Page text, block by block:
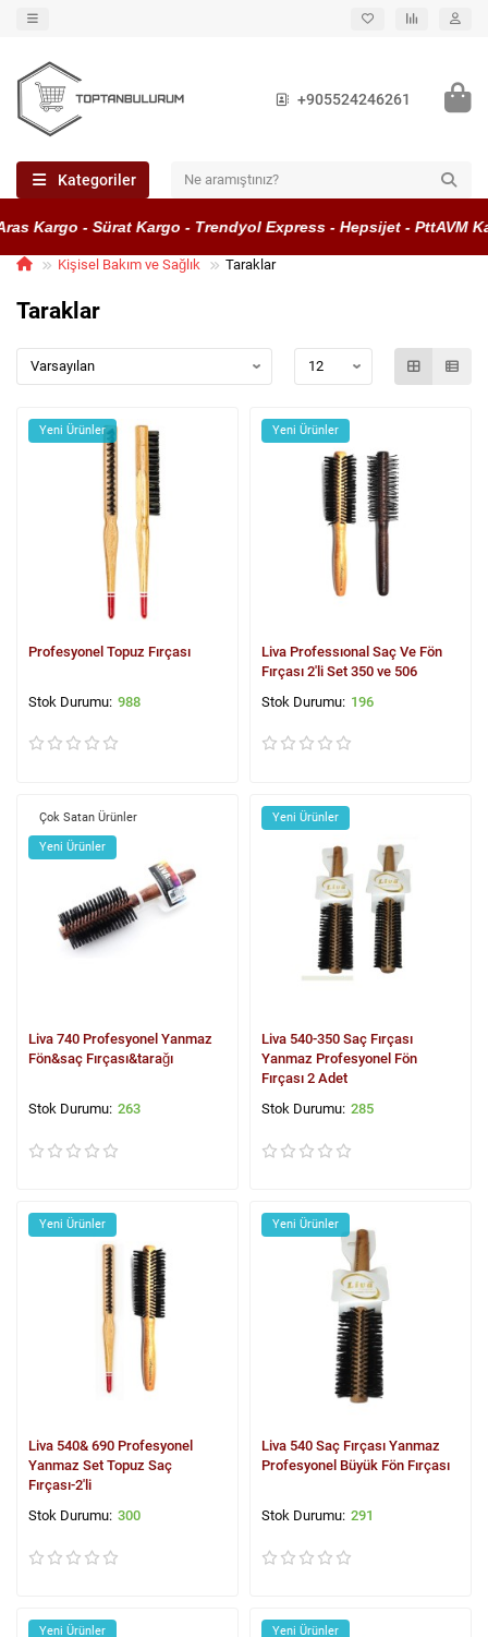
+905524246261
Kategoriler
Kargo - Sürat Kargo - Trendyol Express - Hepsijet - PttAVM
Kişisel Bakım ve Sağlık Taraklar
Taraklar
Yeni Ürünler
Profesyonel Topuz Fırçası
988
Yeni Ürünler
Liva Professıonal Saç Ve Fön
Fırçası 2'li Set 350 ve 506
196
Çok Satan Ürünler
Yeni Ürünler
Liva 740 Profesyonel Yanmaz
Fön&saç Fırçası&tarağı
263
Yeni Ürünler
Liva 540-350 Saç Fırçası
Yanmaz Profesyonel Fön
Fırçası 2 Adet
285
Yeni Ürünler
Liva 540& 690 Profesyonel
Yanmaz Set Topuz Saç
Fırçası-2'li
300
Yeni Ürünler
Liva 540 Saç Fırçası Yanmaz
Profesyonel Büyük Fön Fırçası
291
Yeni Ürünler Yeni Ürünler